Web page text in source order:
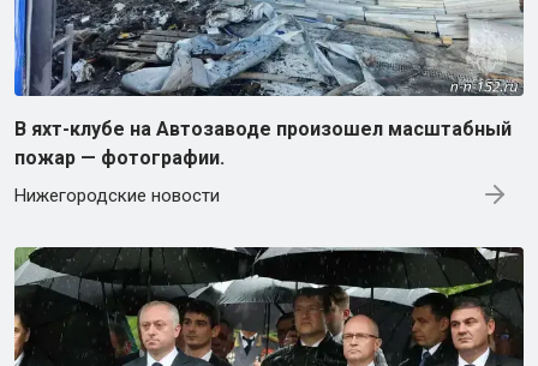
В яхт-клубе на Автозаводе произошел масштабный
пожар — фотографии.
Нижегородские новости